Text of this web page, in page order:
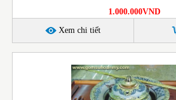
1.000.000VND
Xem chi tiết